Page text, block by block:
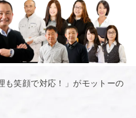
も笑顔で対応！」がモットーの